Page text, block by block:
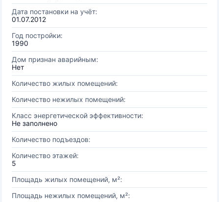
Дата постановки на учёт:
01.07.2012
Год постройки:
1990
Дом признан аварийным:
Нет
Количество жилых помещений:
Количество нежилых помещений:
Класс энергетической эффективности:
Не заполнено
Количество подъездов:
Количество этажей:
5
Площадь жилых помещений, м²:
Площадь нежилых помещений, м²: